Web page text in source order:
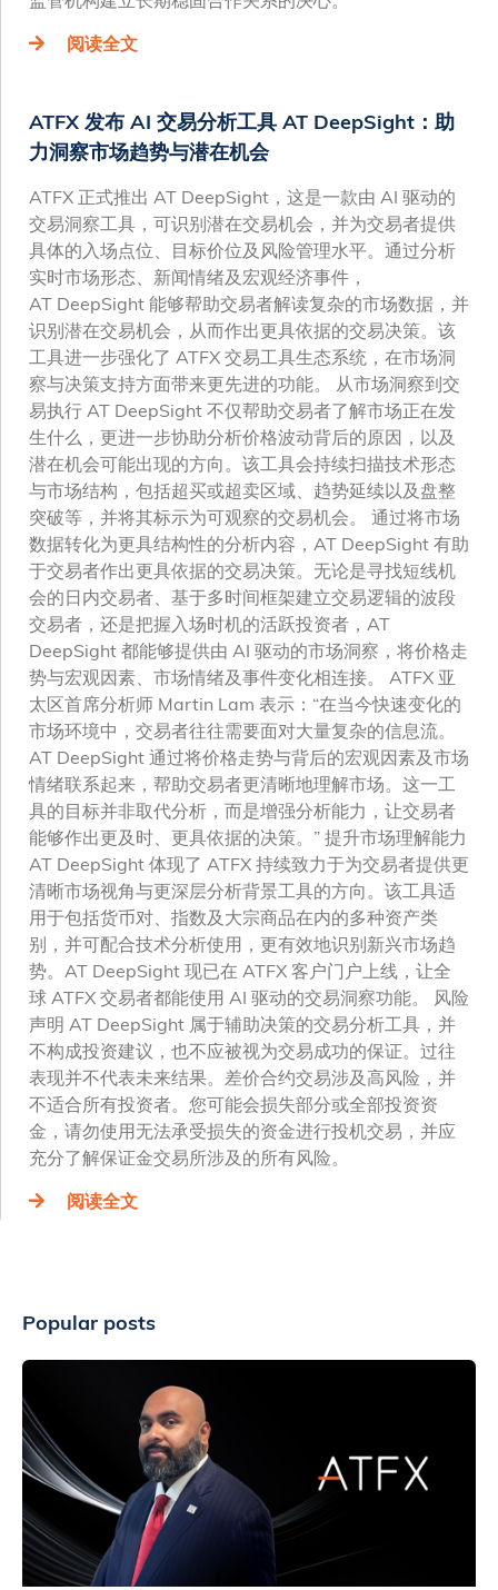
阅读全文
ATFX 发布 AI 交易分析工具 AT DeepSight：助
力洞察市场趋势与潜在机会
ATFX 正式推出 AT DeepSight，这是一款由 AI 驱动的
交易洞察工具，可识别潜在交易机会，并为交易者提供
具体的入场点位、目标价位及风险管理水平。通过分析
实时市场形态、新闻情绪及宏观经济事件，
AT DeepSight 能够帮助交易者解读复杂的市场数据，并
识别潜在交易机会，从而作出更具依据的交易决策。该
工具进一步强化了 ATFX 交易工具生态系统，在市场洞
察与决策支持方面带来更先进的功能。 从市场洞察到交
易执行 AT DeepSight 不仅帮助交易者了解市场正在发
生什么，更进一步协助分析价格波动背后的原因，以及
潜在机会可能出现的方向。该工具会持续扫描技术形态
与市场结构，包括超买或超卖区域、趋势延续以及盘整
突破等，并将其标示为可观察的交易机会。 通过将市场
数据转化为更具结构性的分析内容，AT DeepSight 有助
于交易者作出更具依据的交易决策。无论是寻找短线机
会的日内交易者、基于多时间框架建立交易逻辑的波段
交易者，还是把握入场时机的活跃投资者，AT
DeepSight 都能够提供由 AI 驱动的市场洞察，将价格走
势与宏观因素、市场情绪及事件变化相连接。 ATFX 亚
太区首席分析师 Martin Lam 表示：“在当今快速变化的
市场环境中，交易者往往需要面对大量复杂的信息流。
AT DeepSight 通过将价格走势与背后的宏观因素及市场
情绪联系起来，帮助交易者更清晰地理解市场。这一工
具的目标并非取代分析，而是增强分析能力，让交易者
能够作出更及时、更具依据的决策。” 提升市场理解能力
AT DeepSight 体现了 ATFX 持续致力于为交易者提供更
清晰市场视角与更深层分析背景工具的方向。该工具适
用于包括货币对、指数及大宗商品在内的多种资产类
别，并可配合技术分析使用，更有效地识别新兴市场趋
势。AT DeepSight 现已在 ATFX 客户门户上线，让全
球 ATFX 交易者都能使用 AI 驱动的交易洞察功能。 风险
声明 AT DeepSight 属于辅助决策的交易分析工具，并
不构成投资建议，也不应被视为交易成功的保证。过往
表现并不代表未来结果。差价合约交易涉及高风险，并
不适合所有投资者。您可能会损失部分或全部投资资
金，请勿使用无法承受损失的资金进行投机交易，并应
充分了解保证金交易所涉及的所有风险。
阅读全文
Popular posts